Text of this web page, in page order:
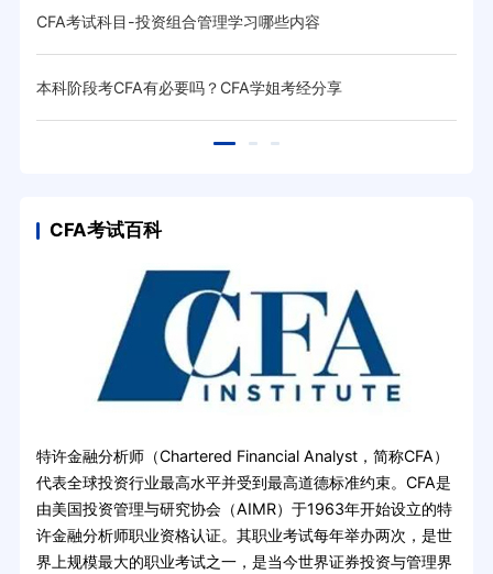
CFA考试科目-投资组合管理学习哪些内容
本科阶段考CFA有必要吗？CFA学姐考经分享
CFA考试百科
特许金融分析师（Chartered Financial Analyst，简称CFA）
代表全球投资行业最高水平并受到最高道德标准约束。CFA是
由美国投资管理与研究协会（AIMR）于1963年开始设立的特
许金融分析师职业资格认证。其职业考试每年举办两次，是世
界上规模最大的职业考试之一，是当今世界证券投资与管理界